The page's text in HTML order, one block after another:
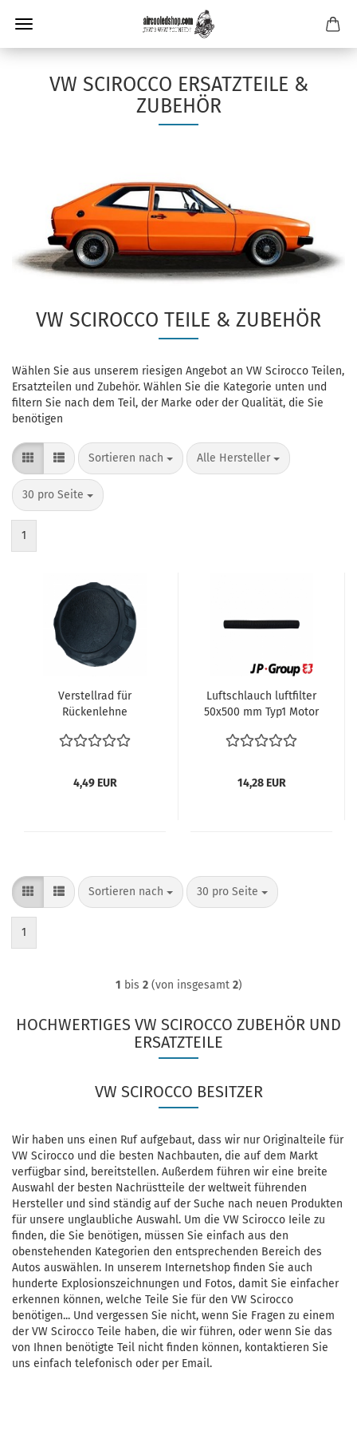
VW SCIROCCO ERSATZTEILE &
ZUBEHÖR
VW SCIROCCO TEILE & ZUBEHÖR
Wählen Sie aus unserem riesigen Angebot an VW Scirocco Teilen,
Ersatzteilen und Zubehör. Wählen Sie die Kategorie unten und
filtern Sie nach dem Teil, der Marke oder der Qualität, die Sie
benötigen
Sortieren nach
Sortieren nach Alle Hersteller
pro Seite
30 pro Seite
pro Seite
1
Verstellrad für
Rückenlehne
08.75- vergl.
Golf 1, Jetta, T2 &
Scirocco
4,49 EUR
Luftschlauch luftfilter
50x500 mm Typ1 Motor
Golf/Jetta VW Scirocco
14,28 EUR
Sortieren nach
Sortieren nach 30 pro Seite
pro Seite
1
1 bis 2(von insgesamt 2)
HOCHWERTIGES VW SCIROCCO ZUBEHÖR UND
ERSATZTEILE
VW SCIROCCO BESITZER
Wir haben uns einen Ruf aufgebaut, dass wir nur Originalteile für
VW Scirocco und die besten Nachbauten, die auf dem Markt
verfügbar sind, bereitstellen. Außerdem führen wir eine breite
Auswahl der besten Nachrüstteile der weltweit führenden
Hersteller und sind ständig auf der Suche nach neuen Produkten
für unsere unglaubliche Auswahl. Um die VW Scirocco Ieile zu
finden, die Sie benötigen, müssen Sie einfach aus den
obenstehenden Kategorien den entsprechenden Bereich des
Autos auswählen. In unserem Internetshop finden Sie auch
hunderte Explosionszeichnungen und Fotos, damit Sie einfacher
erkennen können, welche Teile Sie für den VW Scirocco
benötigen... Und vergessen Sie nicht, wenn Sie Fragen zu einem
der VW Scirocco Teile haben, die wir führen, oder wenn Sie das
von Ihnen benötigte Teil nicht finden können, kontaktieren Sie
uns einfach telefonisch oder per Email.